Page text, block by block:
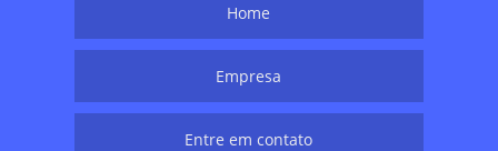
Home
Empresa
Entre em contato